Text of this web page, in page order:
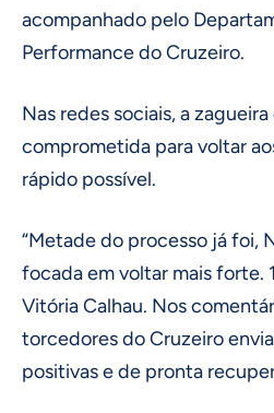
acompanhado pelo
Performance do Cruzeiro.
Nas redes sociais, a
comprometida para voltar
rápido possível.
“Metade do processo já foi,
focada em voltar mais forte.
Vitória Calhau. Nos
torcedores do Cruzeiro
positivas e de pronta